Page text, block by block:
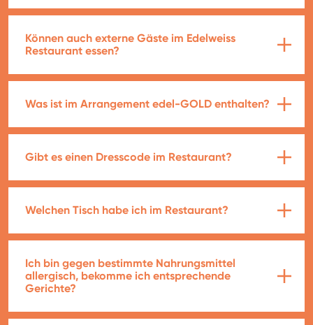
Können auch externe Gäste im Edelweiss
Restaurant essen?
Was ist im Arrangement edel-GOLD enthalten?
Gibt es einen Dresscode im Restaurant?
Welchen Tisch habe ich im Restaurant?
Ich bin gegen bestimmte Nahrungsmittel
allergisch, bekomme ich entsprechende
Gerichte?